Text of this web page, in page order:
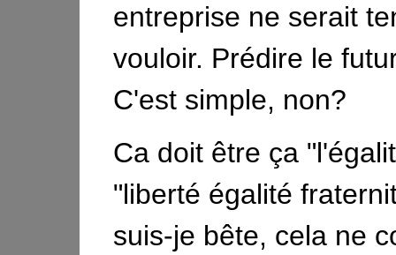
entreprise ne serait
vouloir. Prédire le
C'est simple, non?
Ca doit être ça
"liberté égalité
suis-je bête, cela ne